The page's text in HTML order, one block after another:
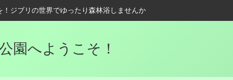
ジブリの世界でゆったり森林浴しませんか
園へようこそ！